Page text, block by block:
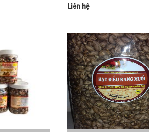
Liên hệ